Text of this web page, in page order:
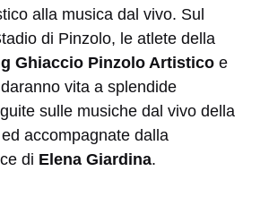
alla musica dal vivo. Sul
di Pinzolo, le atlete della
Ghiaccio Pinzolo Artistico e
daranno vita a splendide
sulle musiche dal vivo della
ed accompagnate dalla
di Elena Giardina.